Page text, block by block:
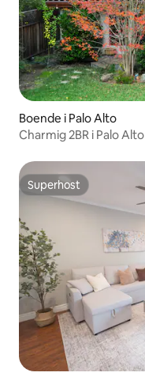
Boende i Palo Alto
Charmig 2BR i Palo Alto
Superhost
Superhost